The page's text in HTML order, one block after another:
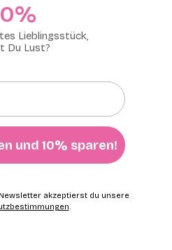
Lieblingsstück,
Du Lust?
und 10% sparen!
akzeptierst du unsere
.